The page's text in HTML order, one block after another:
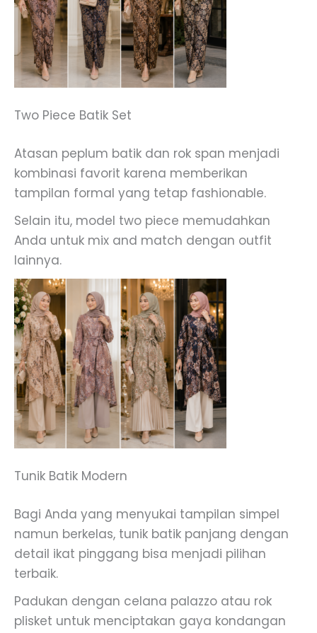
Two Piece Batik Set
Atasan peplum batik dan rok span menjadi
kombinasi favorit karena memberikan
tampilan formal yang tetap fashionable.
Selain itu, model two piece memudahkan
Anda untuk mix and match dengan outfit
lainnya.
Tunik Batik Modern
Bagi Anda yang menyukai tampilan simpel
namun berkelas, tunik batik panjang dengan
detail ikat pinggang bisa menjadi pilihan
terbaik.
Padukan dengan celana palazzo atau rok
plisket untuk menciptakan gaya kondangan